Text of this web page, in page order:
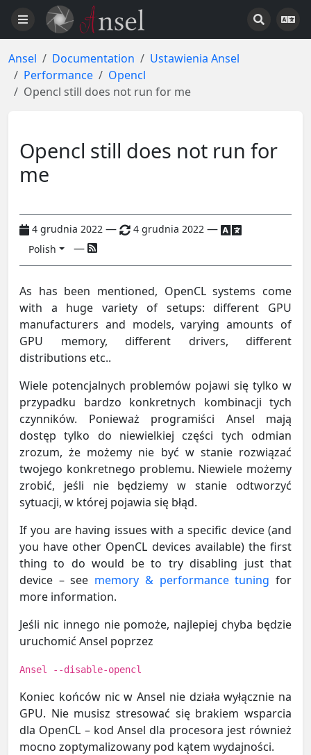
Ansel Documentation
Ustawienia Ansel
Performance
Opencl
Opencl still does not run for me
Opencl still does not run for
me
4 grudnia 2022 — 4 grudnia 2022 —
Polish —
As has been mentioned, OpenCL systems come
with a huge variety of setups: different GPU
manufacturers and models, varying amounts of
GPU memory, different drivers, different
distributions etc..
Wiele potencjalnych problemów pojawi się tylko w
przypadku bardzo konkretnych kombinacji tych
czynników. Ponieważ programiści Ansel mają
dostęp tylko do niewielkiej części tych odmian
zrozum, że możemy nie być w stanie rozwiązać
twojego konkretnego problemu. Niewiele możemy
zrobić, jeśli nie będziemy w stanie odtworzyć
sytuacji, w której pojawia się błąd.
If you are having issues with a specific device (and
you have other OpenCL devices available) the first
thing to do would be to try disabling just that
device – see memory & performance tuning for
more information.
Jeśli nic innego nie pomoże, najlepiej chyba będzie
uruchomić Ansel poprzez
Ansel --disable-opencl
Koniec końców nic w Ansel nie działa wyłącznie na
GPU. Nie musisz stresować się brakiem wsparcia
dla OpenCL – kod Ansel dla procesora jest również
mocno zoptymalizowany pod kątem wydajności.